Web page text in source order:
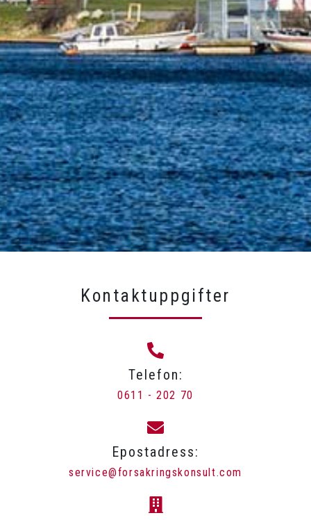
Kontaktuppgifter
Telefon:
0611 - 202 70
Epostadress:
service@forsakringskonsult.com